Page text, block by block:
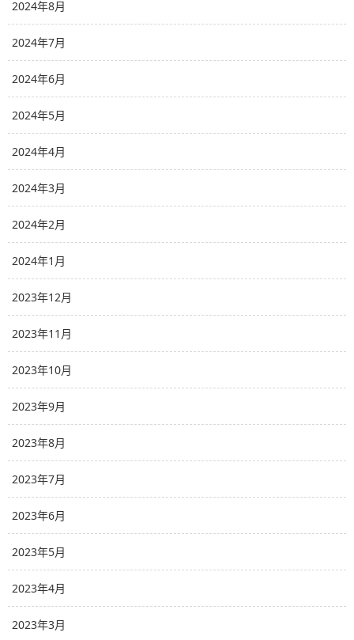
2024年8月
2024年7月
2024年6月
2024年5月
2024年4月
2024年3月
2024年2月
2024年1月
2023年12月
2023年11月
2023年10月
2023年9月
2023年8月
2023年7月
2023年6月
2023年5月
2023年4月
2023年3月